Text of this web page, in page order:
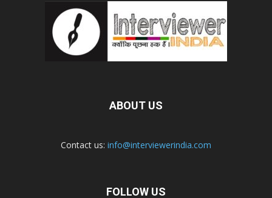
ABOUT US
Contact us: info@interviewerindia.com
FOLLOW US